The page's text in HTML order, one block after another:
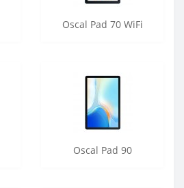
Oscal Pad 70 WiFi
Oscal Pad 90